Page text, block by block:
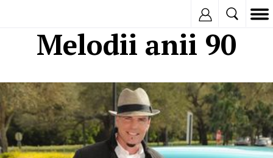
Melodii anii 90